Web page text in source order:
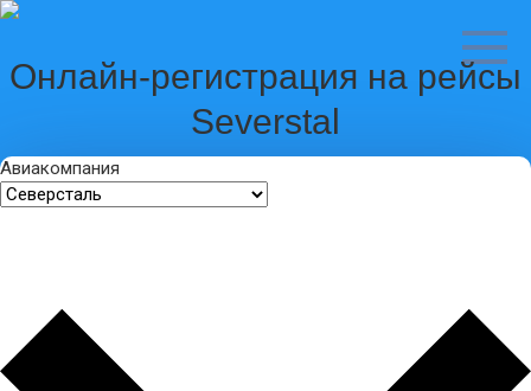
Перейти
контенту
Онлайн-регистрация на рейсы
Severstal
Авиакомпания